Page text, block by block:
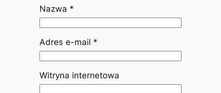
Nazwa *
Adres e-mail *
Witryna internetowa